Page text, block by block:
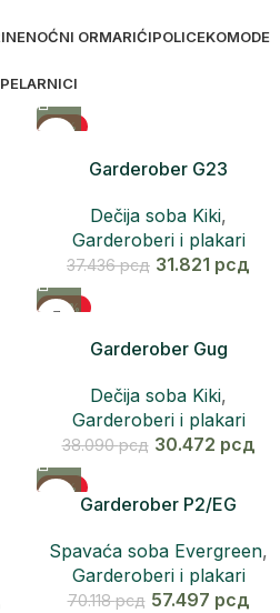
NOĆNI ORMARIĆIPOLICEKOMODE
-15%
Garderober G23
Dečija soba Kiki,
Garderoberi i plakari
37.436рсд 31.821 рсд
-20%
Garderober Gug
Dečija soba Kiki,
Garderoberi i plakari
38.090рсд 30.472 рсд
-18%
Garderober P2/EG
Spavaća soba Evergreen,
Garderoberi i plakari
70.118рсд 57.497 рсд